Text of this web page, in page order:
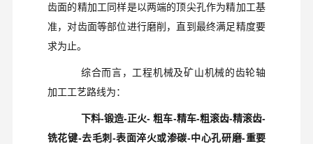
齿面的精加工同样是以两端的顶尖孔作为精加工基
准，对齿面等部位进行磨削，直到最终满足精度要
求为止。
综合而言，工程机械及矿山机械的齿轮轴
加工工艺路线为：
下料-锻造-正火-粗车-精车-粗滚齿-精滚齿-
铣花键-去毛刺 -表面淬火或渗碳-中心孔研磨-重要